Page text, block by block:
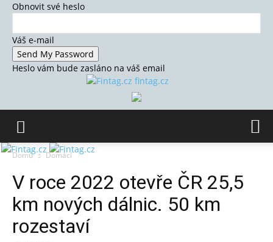
Obnovit své heslo
Váš e-mail
Heslo vám bude zasláno na váš email
fintag.cz
Domů Domácí
V roce 2022 otevře ČR 25,5
km nových dálnic. 50 km
rozestaví